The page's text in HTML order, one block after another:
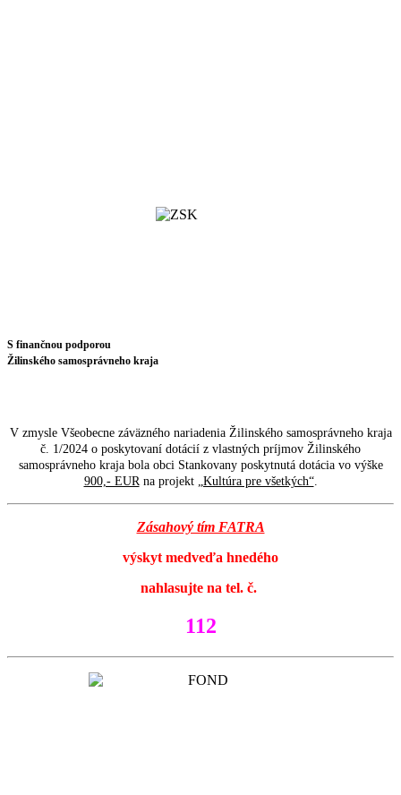
S finančnou podporou
Žilinského samosprávneho kraja
V zmysle Všeobecne záväzného nariadenia Žilinského samosprávneho kraja
č. 1/2024 o poskytovaní dotácií z vlastných príjmov Žilinského
samosprávneho kraja bola obci Stankovany poskytnutá dotácia vo výške
900,- EUR na projekt „Kultúra pre všetkých“.
Zásahový tím FATRA
výskyt medveďa hnedého
nahlasujte na tel. č.
112